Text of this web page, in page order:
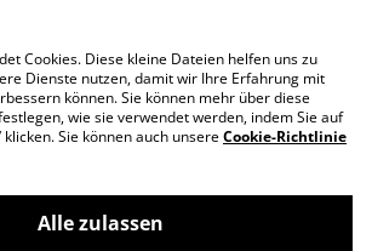
Cookie Policy
Impressum
Cookies. Diese kleine Dateien helfen uns zu
Dienste nutzen, damit wir Ihre Erfahrung mit
können. Sie können mehr über diese
wie sie verwendet werden, indem Sie auf
klicken. Sie können auch unsereCookie-Richtlinie
Alle zulassen